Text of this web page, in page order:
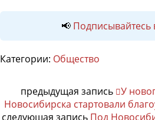
📢 Подписывайтесь
Категории: Общество
предыдущая запись У
Новосибирска стартовали
следующая запись Под